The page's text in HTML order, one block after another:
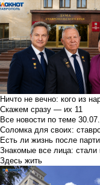
Ничто не вечно: кого из
Скажем сразу — их 11
Все новости по теме
Соломка для своих:
Есть ли жизнь после
Знакомые все лица: стали
Здесь жить